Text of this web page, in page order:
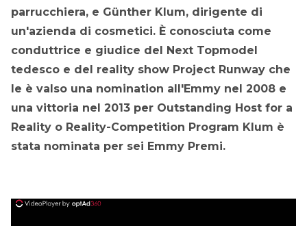
parrucchiera, e Günther Klum, dirigente di
un'azienda di cosmetici. È conosciuta come
conduttrice e giudice del Next Topmodel
tedesco e del reality show Project Runway che
le è valso una nomination all'Emmy nel 2008 e
una vittoria nel 2013 per Outstanding Host for a
Reality o Reality-Competition Program Klum è
stata nominata per sei Emmy Premi.